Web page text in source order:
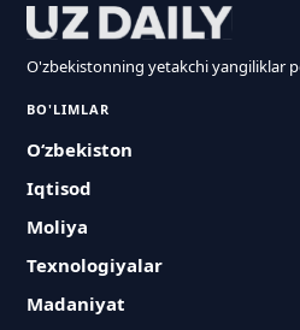
O'zbekistonning yetakchi yangiliklar
BO'LIMLAR
O‘zbekiston
Iqtisod
Moliya
Texnologiyalar
Madaniyat